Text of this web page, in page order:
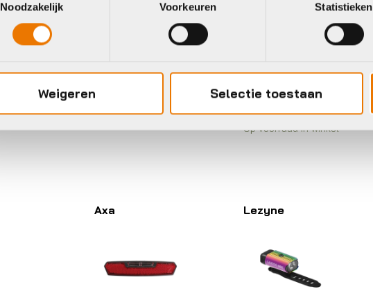
Noodzakelijk
Voorkeuren Statistieken
Weigeren Selectie toestaan
FEMTO DRIVE
REAR BLACK
€
Op voorraad in winkel
FEMTO DRIVE
FRONT
BLACK
€14,95
Op voorraad in winkel
Axa Lezyne